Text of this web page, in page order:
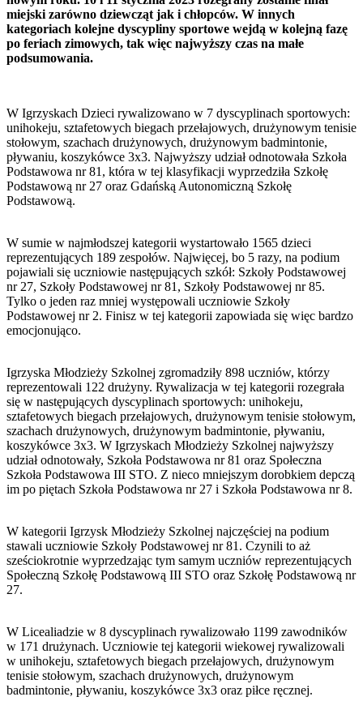
miejski zarówno dziewcząt jak i chłopców. W innych
kategoriach kolejne dyscypliny sportowe wejdą w kolejną fazę
po feriach zimowych, tak więc najwyższy czas na małe
podsumowania.
W Igrzyskach Dzieci rywalizowano w 7 dyscyplinach sportowych:
unihokeju, sztafetowych biegach przełajowych, drużynowym tenisie
stołowym, szachach drużynowych, drużynowym badmintonie,
pływaniu, koszykówce 3x3. Najwyższy udział odnotowała Szkoła
Podstawowa nr 81, która w tej klasyfikacji wyprzedziła Szkołę
Podstawową nr 27 oraz Gdańską Autonomiczną Szkołę
Podstawową.
W sumie w najmłodszej kategorii wystartowało 1565 dzieci
reprezentujących 189 zespołów. Najwięcej, bo 5 razy, na podium
pojawiali się uczniowie następujących szkół: Szkoły Podstawowej
nr 27, Szkoły Podstawowej nr 81, Szkoły Podstawowej nr 85.
Tylko o jeden raz mniej występowali uczniowie Szkoły
Podstawowej nr 2. Finisz w tej kategorii zapowiada się więc bardzo
emocjonująco.
Igrzyska Młodzieży Szkolnej zgromadziły 898 uczniów, którzy
reprezentowali 122 drużyny. Rywalizacja w tej kategorii rozegrała
się w następujących dyscyplinach sportowych: unihokeju,
sztafetowych biegach przełajowych, drużynowym tenisie stołowym,
szachach drużynowych, drużynowym badmintonie, pływaniu,
koszykówce 3x3. W Igrzyskach Młodzieży Szkolnej najwyższy
udział odnotowały, Szkoła Podstawowa nr 81 oraz Społeczna
Szkoła Podstawowa III STO. Z nieco mniejszym dorobkiem depczą
im po piętach Szkoła Podstawowa nr 27 i Szkoła Podstawowa nr 8.
W kategorii Igrzysk Młodzieży Szkolnej najczęściej na podium
stawali uczniowie Szkoły Podstawowej nr 81. Czynili to aż
sześciokrotnie wyprzedzając tym samym uczniów reprezentujących
Społeczną Szkołę Podstawową III STO oraz Szkołę Podstawową nr
27.
W Licealiadzie w 8 dyscyplinach rywalizowało 1199 zawodników
w 171 drużynach. Uczniowie tej kategorii wiekowej rywalizowali
w unihokeju, sztafetowych biegach przełajowych, drużynowym
tenisie stołowym, szachach drużynowych, drużynowym
badmintonie, pływaniu, koszykówce 3x3 oraz piłce ręcznej.